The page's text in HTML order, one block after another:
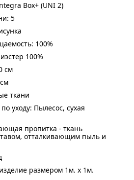
Box+ (UNI 2)
5
100%
100%
см
ткани
уходу: Пылесос, сухая
пропитка - ткань
отталкивающим пыль и
размером 1м. x 1м.